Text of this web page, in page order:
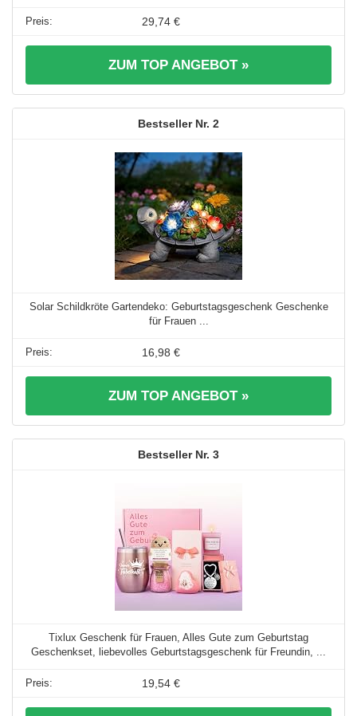
29,74 €
ZUM TOP ANGEBOT »
2
Solar Schildkröte Gartendeko: Geburtstagsgeschenk Geschenke
für Frauen ...
16,98 €
ZUM TOP ANGEBOT »
3
Tixlux Geschenk für Frauen, Alles Gute zum Geburtstag
Geschenkset, liebevolles Geburtstagsgeschenk für Freundin, ...
19,54 €